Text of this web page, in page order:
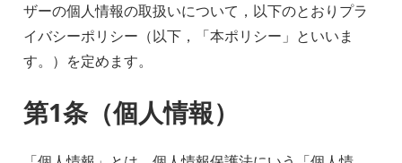
放
送
局
86.1MHz
ザーの個人情報の取扱いについて，以下のとおりプラ
イバシーポリシー（以下，「本ポリシー」といいま
す。）を定めます。
第1条（個人情報）